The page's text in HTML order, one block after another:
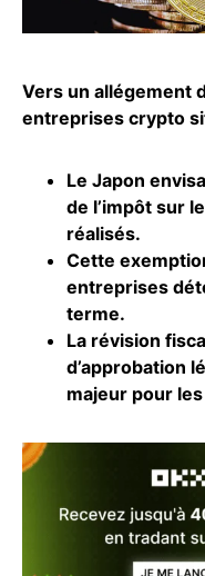
Vers un allégement
entreprises crypto
Le Japon
de l’impôt sur
réalisés.
Cette
entreprises
terme.
La révision
d’approbation
majeur pour